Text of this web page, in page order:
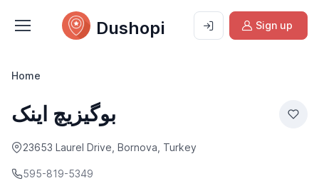
Dushopi Sign up
Home
بوگیزیچ اینک
23653 Laurel Drive, Bornova, Turkey
595-819-5349